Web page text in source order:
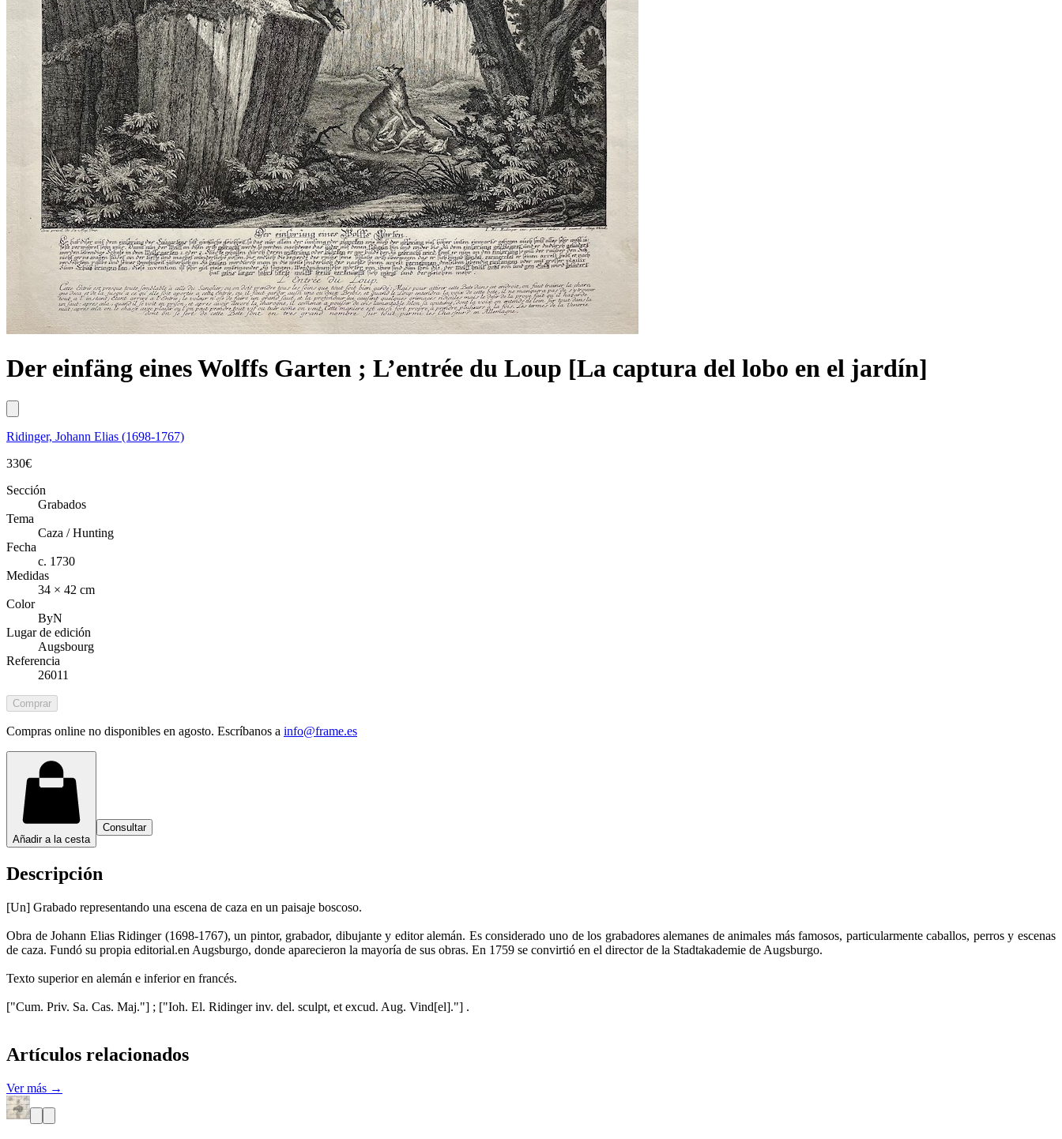
Der einfäng eines Wolffs Garten ; L’entrée du Loup [La captura del lobo en el jardín]
Ridinger, Johann Elias (1698-1767)
330€
Sección
Grabados
Tema
Caza / Hunting
Fecha
c. 1730
Medidas
34 × 42 cm
Color
ByN
Lugar de edición
Augsbourg
Referencia
26011
Comprar
Compras online no disponibles en agosto. Escríbanos a info@frame.es
Añadir a la cesta
Consultar
Descripción
[Un] Grabado representando una escena de caza en un paisaje boscoso.
Obra de Johann Elias Ridinger (1698-1767), un pintor, grabador, dibujante y editor alemán. Es considerado uno de los grabadores alemanes de animales más famosos, particularmente caballos, perros y escenas
de caza. Fundó su propia editorial.en Augsburgo, donde aparecieron la mayoría de sus obras. En 1759 se convirtió en el director de la Stadtakademie de Augsburgo.
Texto superior en alemán e inferior en francés.
["Cum. Priv. Sa. Cas. Maj."] ; ["Ioh. El. Ridinger inv. del. sculpt, et excud. Aug. Vind[el]."] .
Artículos relacionados
Ver más →